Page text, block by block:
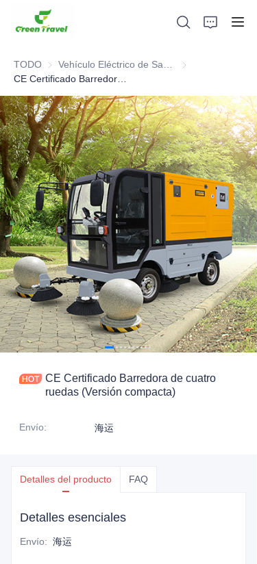
TODO
Vehículo
CE Certificado Barredora de cuatro
ruedas (Versión compacta)
Envío: 海运
Detalles del producto FAQ
Detalles esenciales
Envío: 海运
Hogar
Productos
Sobre nosotros
Noticias y casos de cooperación
Bases y procesos de fabricación
Apoyo